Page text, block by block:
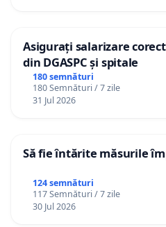
Asigurați salarizare
din DGASPC și spitale
180 semnături
180 Semnături / 7 zile
31 Jul 2026
Să fie întărite măsurile
124 semnături
117 Semnături / 7 zile
30 Jul 2026